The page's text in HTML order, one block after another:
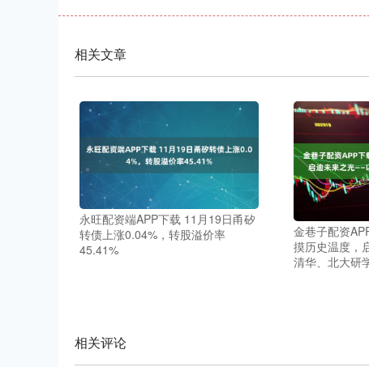
相关文章
永旺配资端APP下载 11月19日甬矽
转债上涨0.04%，转股溢价率
45.41%
金巷子配资
摸历史温度
清华、北大研
相关评论